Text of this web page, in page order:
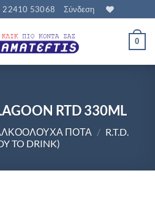
22410 53068 Σύνδεση
0
RTD 330ML
ΠΟΤΆ / R.T.D.
TO DRINK)